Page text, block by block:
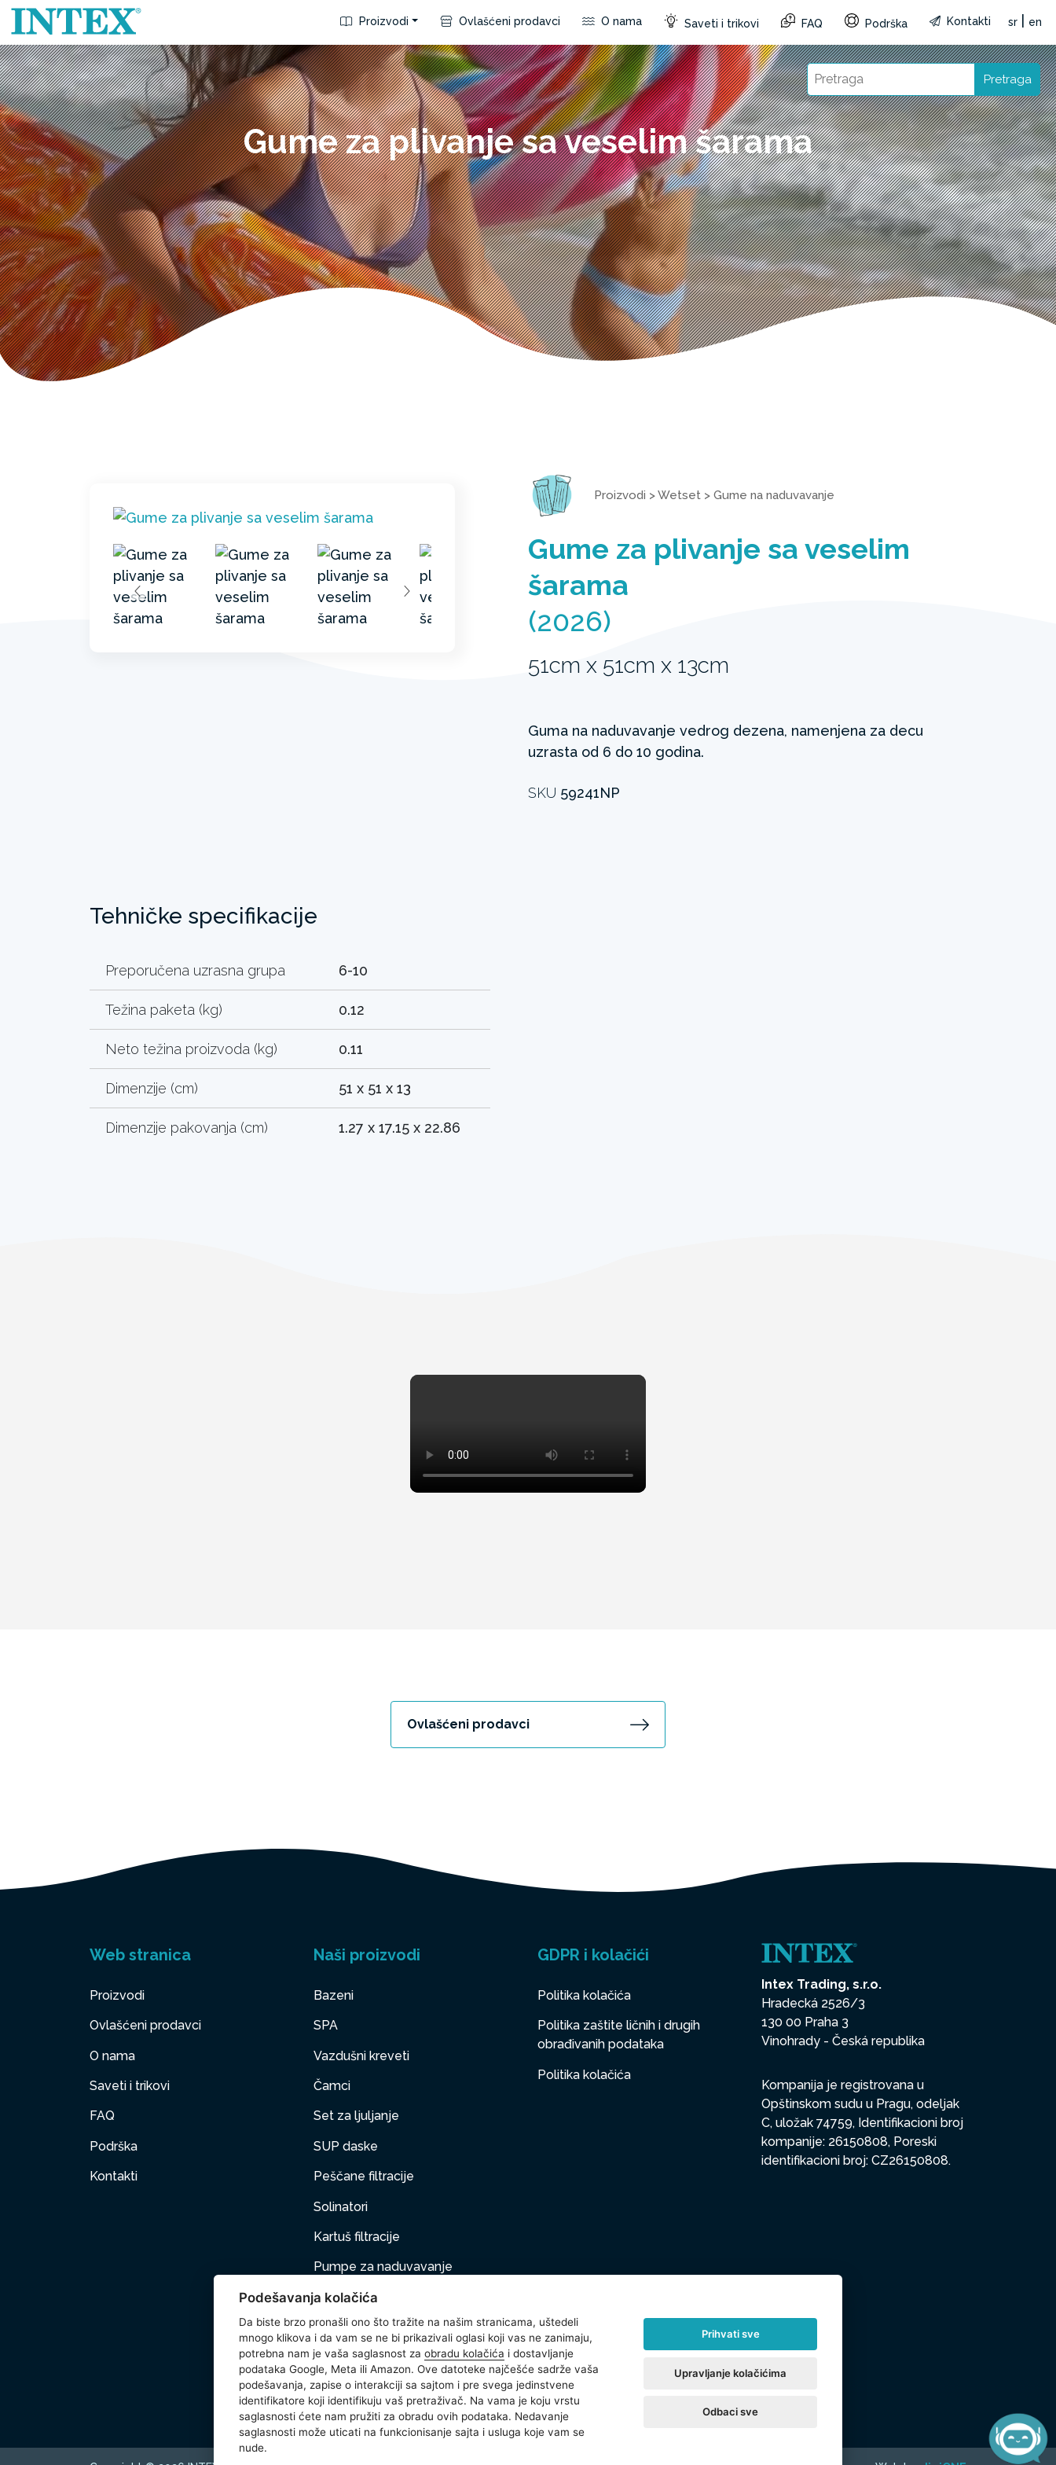
Proizvodi Ovlašćeni prodavci O nama Saveti i trikovi FAQ Podrška Kontakti sr en
Pretraga
Gume za plivanje sa veselim šarama
Proizvodi >Wetset > Gume na naduvavanje
Gume za plivanje sa veselim
šarama
(2026)
51cm x 51cm x 13cm
Guma na naduvavanje vedrog dezena, namenjena za decu
uzrasta od 6 do 10 godina.
SKU 59241NP
Tehničke specifikacije
Preporučena uzrasna grupa 6-10
Težina paketa (kg) 0.12
Neto težina proizvoda (kg) 0.11
Dimenzije (cm) 51 x 51 x 13
Dimenzije pakovanja (cm) 1.27 x 17.15 x 22.86
Ovlašćeni prodavci
Web stranica
Proizvodi
Ovlašćeni prodavci
O nama
Saveti i trikovi
FAQ
Podrška
Kontakti
Naši proizvodi
Bazeni
SPA
Vazdušni kreveti
Čamci
Set za ljuljanje
SUP daske
Peščane filtracije
Solinatori
Kartuš filtracije
Pumpe za naduvavanje
Nameštaj na naduvavanje
Kućni ljubimci
Dodatna oprema
Wetset
GDPR i kolačići
Politika kolačića
Politika zaštite ličnih i drugih
obrađivanih podataka
Politika kolačića
Intex Trading, s.r.o.
Hradecká 2526/3
130 00 Praha 3
Vinohrady - Česká republika
Kompanija je registrovana u
Opštinskom sudu u Pragu, odeljak
C, uložak 74759, Identifikacioni broj
kompanije: 26150808, Poreski
identifikacioni broj: CZ26150808.
Podešavanja kolačića
Da biste brzo pronašli ono što tražite na našim stranicama, uštedeli
mnogo klikova i da vam se ne bi prikazivali oglasi koji vas ne zanimaju,
potrebna nam je vaša saglasnost za obradu kolačića i dostavljanje
podataka Google, Meta ili Amazon. Ove datoteke najčešće sadrže vaša
podešavanja, zapise o interakciji sa sajtom i pre svega jedinstvene
identifikatore koji identifikuju vaš pretraživač. Na vama je koju vrstu
saglasnosti ćete nam pružiti za obradu ovih podataka. Nedavanje
saglasnosti može uticati na funkcionisanje sajta i usluga koje vam se
nude.
Prihvati sve
Upravljanje kolačićima
Odbaci sve